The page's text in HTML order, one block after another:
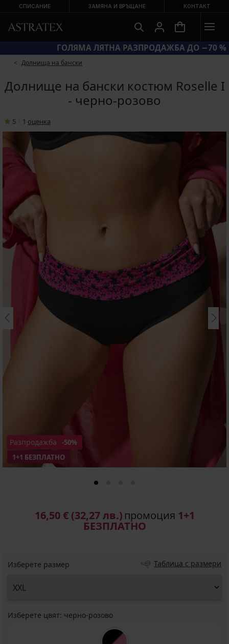
СПИСАНИЕ ЗАМЯНА И ВРЪЩАНЕ КОНТАКТ
КОД BRA20 = СУТИЕНИ −20 %
Долнища на бански
Долнище на бански костюм Roselle I
- черно-розово
5 1 oценка
1+1 БЕЗПЛАТНО
Разпродажба -50%
16,50 € (32,27 лв.) промоция 1+1
БЕЗПЛАТНО
Изберете размер Таблица с размери
Изберете цвят: черно-розово